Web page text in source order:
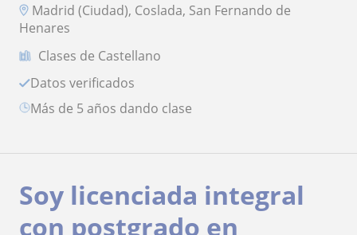
Madrid (Ciudad), Coslada, San Fernando de
Henares
Clases de Castellano
Datos verificados
más de 5 años dando clase
Soy licenciada integral
con postgrado en